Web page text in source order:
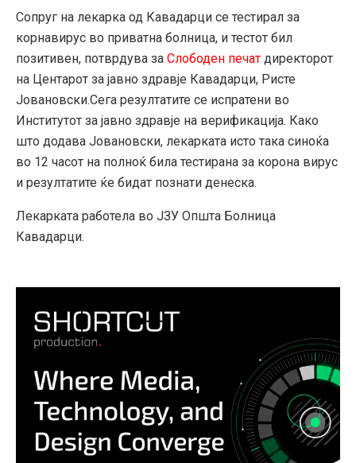
Сопруг на лекарка од Кавадарци се тестирал за
корнавирус во приватна болница, и тестот бил
позитивен, потврдува за Слободен печат директорот
на Центарот за јавно здравје Кавадарци, Ристе
Јовановски.Сега резултатите се испратени во
Институтот за јавно здравје на верификација. Како
што додава Јовановски, лекарката исто така синоќа
во 12 часот на полноќ била тестирана за корона вирус
и резултатите ќе бидат познати денеска.
Лекарката работела во ЈЗУ Општа Болница
Кавадарци.